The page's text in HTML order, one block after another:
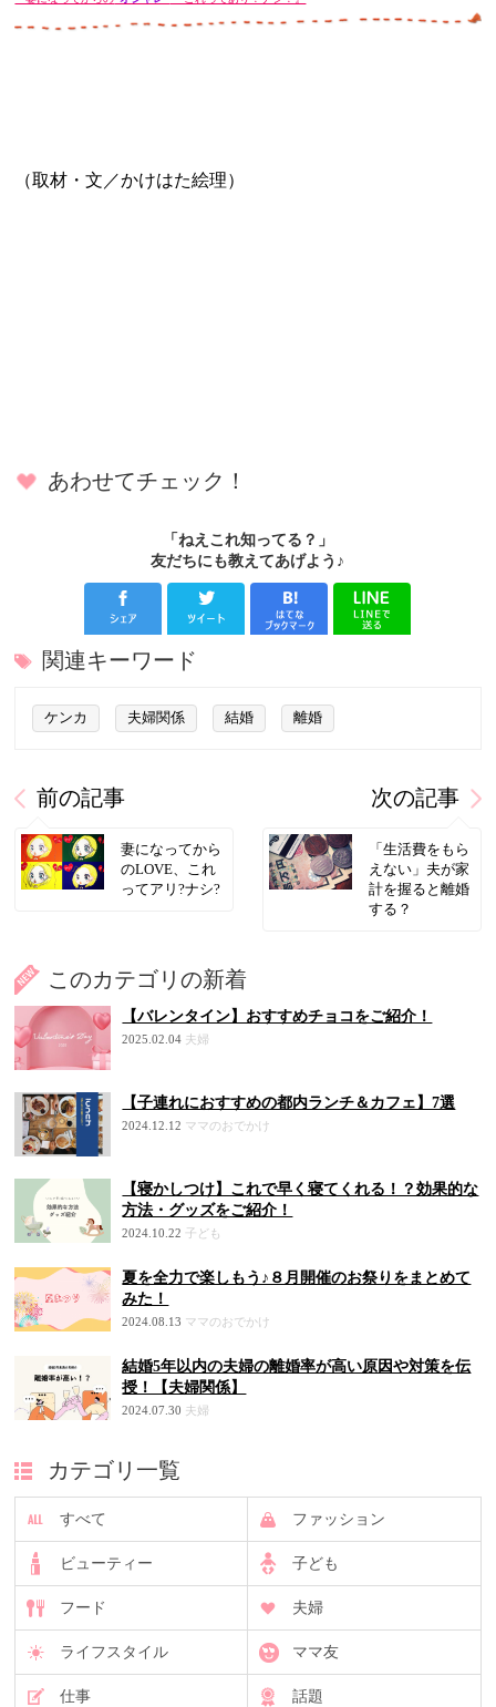
（取材・文／かけはた絵理）
あわせてチェック！
「ねえこれ知ってる？」
友だちにも教えてあげよう♪
関連キーワード
ケンカ 夫婦関係 結婚 離婚
前の記事
妻になってから
のLOVE、これ
ってアリ?ナシ?
次の記事
「生活費をもら
えない」夫が家
計を握ると離婚
する？
このカテゴリの新着
【バレンタイン】おすすめチョコをご紹介！
2025.02.04 夫婦
【子連れにおすすめの都内ランチ＆カフェ】7選
2024.12.12 ママのおでかけ
【寝かしつけ】これで早く寝てくれる！？効果的な
方法・グッズをご紹介！
2024.10.22 子ども
夏を全力で楽しもう♪８月開催のお祭りをまとめて
みた！
2024.08.13 ママのおでかけ
結婚5年以内の夫婦の離婚率が高い原因や対策を伝
授！【夫婦関係】
2024.07.30 夫婦
カテゴリ一覧
すべて ファッション
ビューティー 子ども
フード 夫婦
ライフスタイル ママ友
仕事 話題